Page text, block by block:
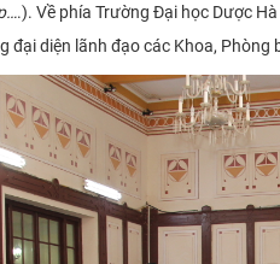
.). Về phía Trường Đại học Dược
đại diện lãnh đạo các Khoa,